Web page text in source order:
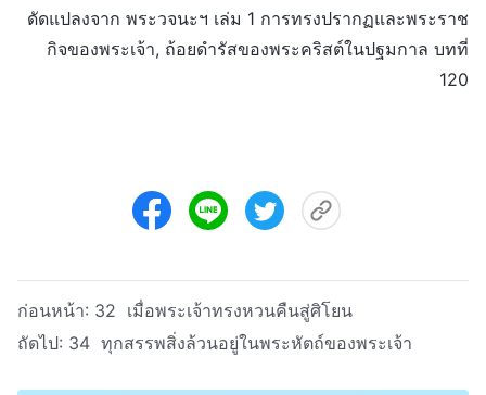
ดัดแปลงจาก พระวจนะฯ เล่ม 1 การทรงปรากฏและพระราช
กิจของพระเจ้า, ถ้อยดำรัสของพระคริสต์ในปฐมกาล บทที่
120
ก่อนหน้า: 32 เมื่อพระเจ้าทรงหวนคืนสู่ศิโยน
ถัดไป: 34 ทุกสรรพสิ่งล้วนอยู่ในพระหัตถ์ของพระเจ้า